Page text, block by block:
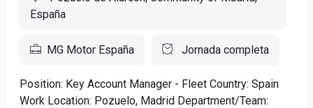
España
MG Motor España Jornada completa
Position: Key Account Manager - Fleet Country: Spain
Work Location: Pozuelo, Madrid Department/Team: